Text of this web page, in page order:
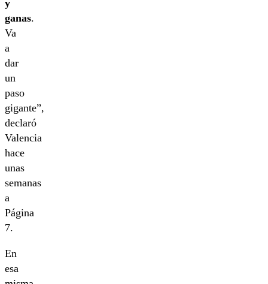
y
ganas.
Va
a
dar
un
paso
gigante”,
declaró
Valencia
hace
unas
semanas
a
Página
7.
En
esa